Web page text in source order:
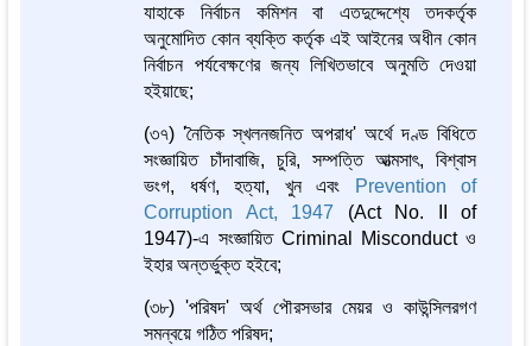
যাহাকে নির্বাচন কমিশন বা এতদুদ্দেশ্যে তদকর্তৃক
অনুমোদিত কোন ব্যক্তি কর্তৃক এই আইনের অধীন কোন
নির্বাচন পর্যবেক্ষণের জন্য লিখিতভাবে অনুমতি দেওয়া
হইয়াছে;
(৩৭) 'নৈতিক স্খলনজনিত অপরাধ' অর্থে দণ্ড বিধিতে
সংজ্ঞায়িত চাঁদাবাজি, চুরি, সম্পত্তি আত্মসাৎ, বিশ্বাস
ভংগ, ধর্ষণ, হত্যা, খুন এবং
Prevention of
Corruption Act, 1947 (Act No. II of
1947)-এ সংজ্ঞায়িত Criminal Misconduct ও
ইহার অন্তর্ভুক্ত হইবে;
(৩৮) 'পরিষদ' অর্থ পৌরসভার মেয়র ও কাউন্সিলরগণ
সমন্বয়ে গঠিত পরিষদ;